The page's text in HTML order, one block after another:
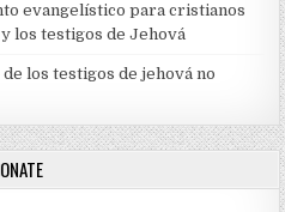
evangelístico para cristianos
los testigos de Jehová
los testigos de jehová no